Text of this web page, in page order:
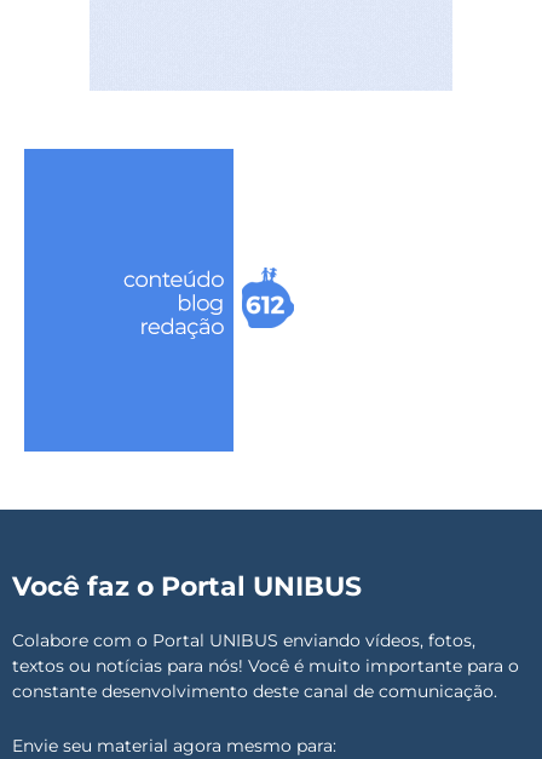
Você faz o Portal UNIBUS
Colabore com o Portal UNIBUS enviando vídeos, fotos,
textos ou notícias para nós! Você é muito importante para o
constante desenvolvimento deste canal de comunicação.
Envie seu material agora mesmo para: